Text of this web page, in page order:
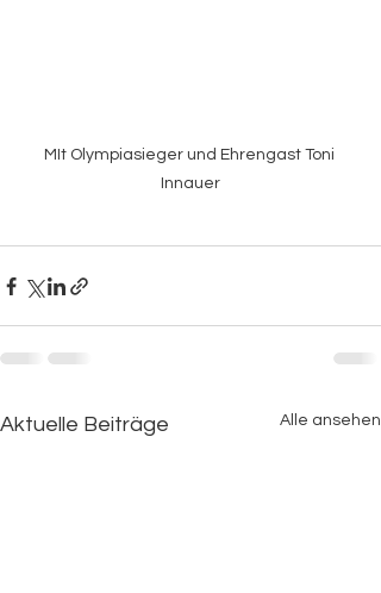
MIt Olympiasieger und Ehrengast Toni
Innauer
Aktuelle Beiträge Alle ansehen